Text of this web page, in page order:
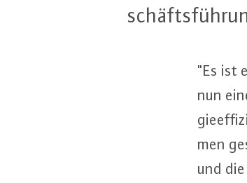
"Es ist
nun
men
und